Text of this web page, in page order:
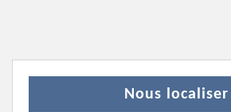
Nous localiser